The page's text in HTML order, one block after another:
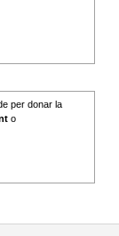
per donar la
o